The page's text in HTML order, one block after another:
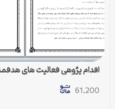
اقدام پژوهی فعالیت های
61,200